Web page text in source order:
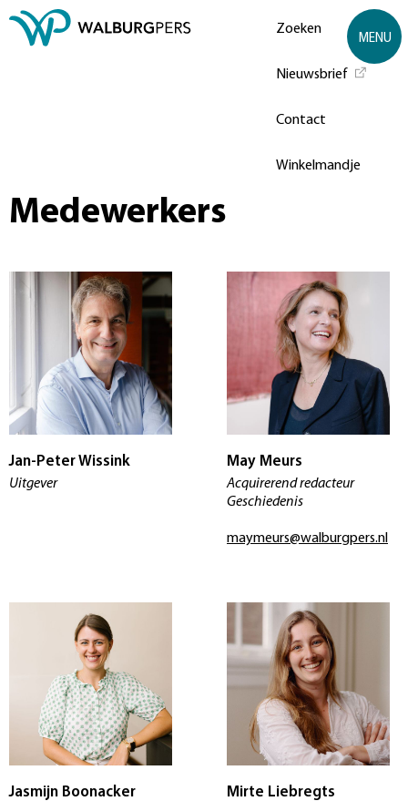
Zoeken
Nieuwsbrief
Contact
Winkelmandje
MENU
Medewerkers
Jan-Peter Wissink
Uitgever
May Meurs
Acquirerend redacteur
Geschiedenis
maymeurs@walburgpers.nl
Jasmijn Boonacker Mirte Liebregts